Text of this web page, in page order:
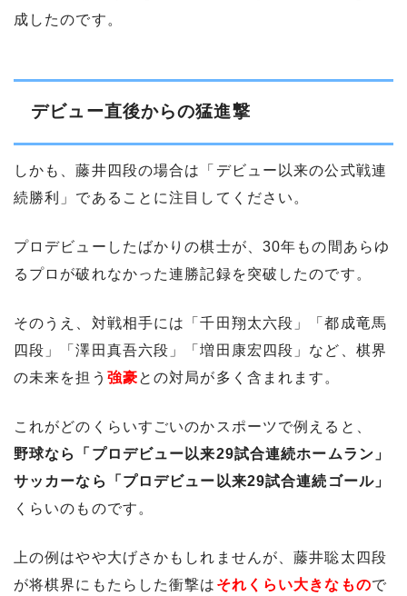
成したのです。
デビュー直後からの猛進撃
しかも、藤井四段の場合は「デビュー以来の公式戦連
続勝利」であることに注目してください。
プロデビューしたばかりの棋士が、30年もの間あらゆ
るプロが破れなかった連勝記録を突破したのです。
そのうえ、対戦相手には「千田翔太六段」「都成竜馬
四段」「澤田真吾六段」「増田康宏四段」など、棋界
の未来を担う 強豪との対局が多く含まれます。
これがどのくらいすごいのかスポーツで例えると、
野球なら「プロデビュー以来29試合連続ホームラン」
サッカーなら「プロデビュー以来29試合連続ゴール」
くらいのものです。
上の例はやや大げさかもしれませんが、藤井聡太四段
が将棋界にもたらした衝撃は それくらい大きなもので